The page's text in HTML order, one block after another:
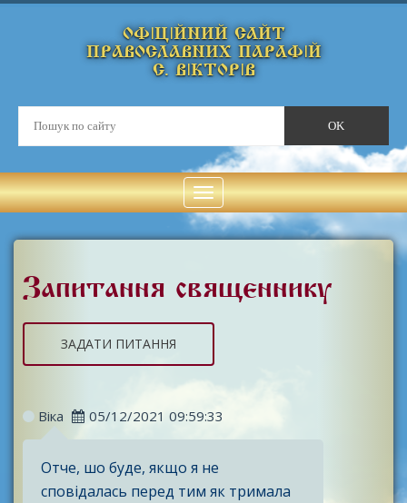
ОФІЦІЙНИЙ САЙТ
ПРАВОСЛАВНИХ ПАРАФІЙ
С. ВІКТОРІВ
Запитання священнику
ЗАДАТИ ПИТАННЯ
Віка 05/12/2021 09:59:33
Отче, шо буде, якщо я не
сповідалась перед тим як тримала